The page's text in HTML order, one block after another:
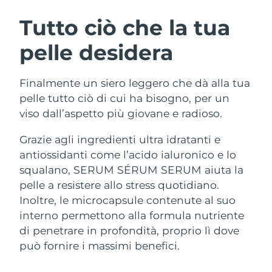
Tutto ciò che la tua
pelle desidera
Finalmente un siero leggero che dà alla tua
pelle tutto ciò di cui ha bisogno, per un
viso dall’aspetto più giovane e radioso.
Grazie agli ingredienti ultra idratanti e
antiossidanti come l’acido ialuronico e lo
squalano, SERUM SÉRUM SERUM aiuta la
pelle a resistere allo stress quotidiano.
Inoltre, le microcapsule contenute al suo
interno permettono alla formula nutriente
di penetrare in profondità, proprio lì dove
può fornire i massimi benefici.
LUNA™ 4 pacchetto
Anti-aging massage
LUNA™ 4 Plus
Massage, LED heating
LUNA™ 4 Men
For men, anti-aging massage
BEAR™ 2 pacchetto
Microcurrent toning
BEAR™ 2 go
Microcurrent toning on-the-go
BEAR™ 2 eyes & lips
Microcurrent line smoothing device
Idratazione
UFO™ 3 pacchetto
Deep facial hydration
UFO™ 3 LED
Near-infrared and red light therapy
device
Igiene orale
issa™ 4
Hybrid silicone sonic toothbrush
issa™ 4 plus
Smart hybrid silicone sonic toothbrush
TRATTAMENTI ANTI-AGE FAQ™
Anti-age Trattamenti LED
NEW
Austria Consegna stimata
Bahrein Consegna stimata
Belgio
Bermuda Consegna stimata8/15/26
Bosnia ed
Erzegovina
Consegna stimata
Brunei Consegna stimata8/14/26
Bulgaria Consegna stimata8/9/26
Canada Consegna stimata8/13/26